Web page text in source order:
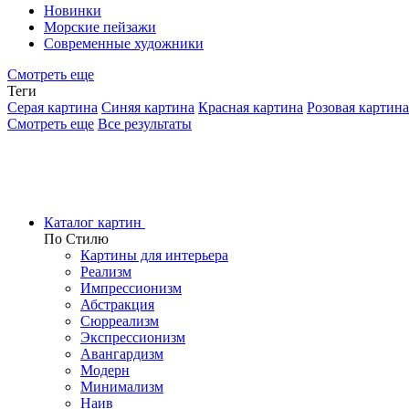
Новинки
Морские пейзажи
Современные художники
Смотреть еще
Теги
Серая картина Синяя картина Красная картина Розовая картина
Смотреть еще Все результаты
Каталог картин
По Стилю
Картины для интерьера
Реализм
Импрессионизм
Абстракция
Сюрреализм
Экспрессионизм
Авангардизм
Модерн
Минимализм
Наив